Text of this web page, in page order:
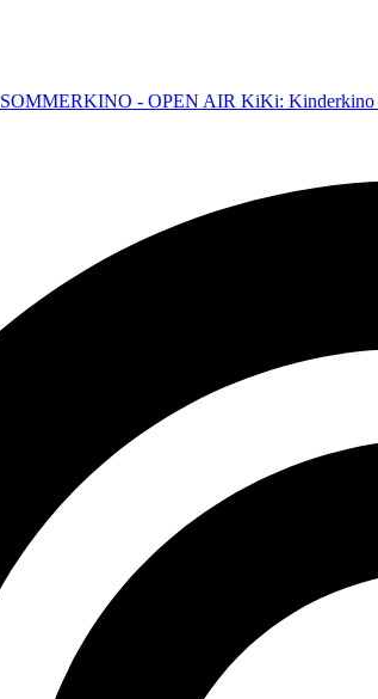
SOMMERKINO - OPEN AIR KiKi: Kinderkino